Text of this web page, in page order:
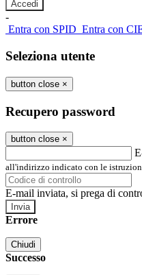
-
Entra con SPID Entra con
Seleziona utente
button close ×
Recupero password
button close ×
all'indirizzo indicato con le
E-mail inviata, si prega di
Errore
Chiudi
Successo